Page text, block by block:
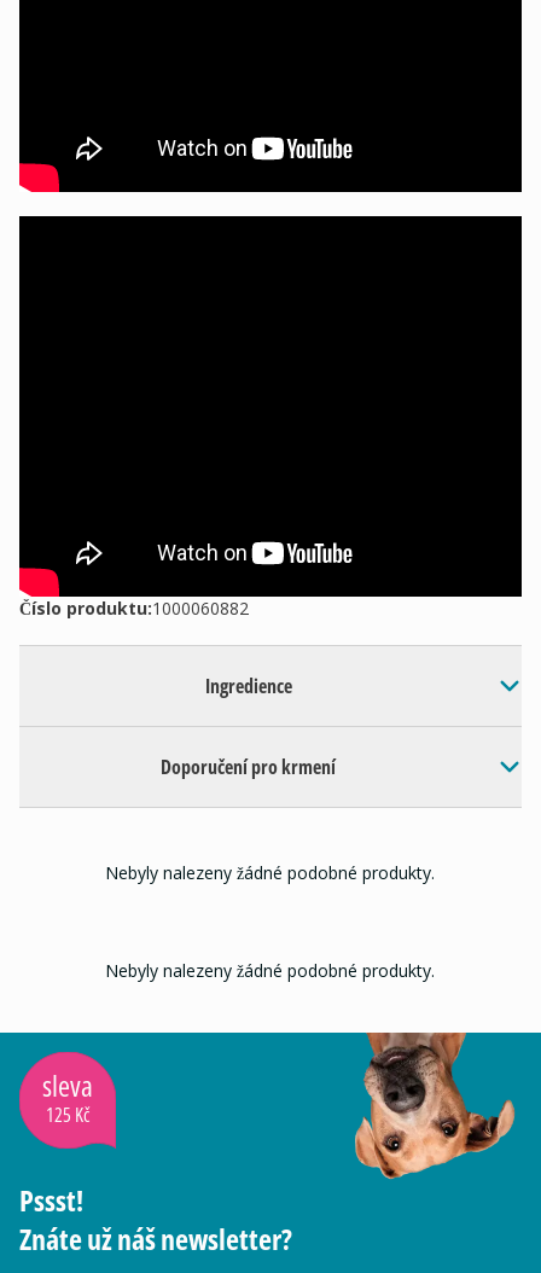
Číslo produktu:1000060882
Ingredience
Doporučení pro krmení
Nebyly nalezeny žádné podobné produkty.
Nebyly nalezeny žádné podobné produkty.
sleva
125 Kč
Pssst!
Znáte už náš newsletter?